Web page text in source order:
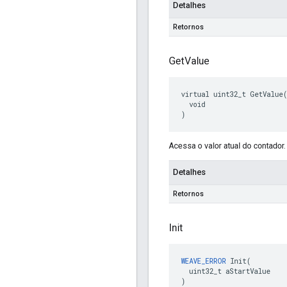
Detalhes
Retornos
GetValue
virtual uint32_t GetValue(
  void
)
Acessa o valor atual do contador.
Detalhes
Retornos
Init
WEAVE_ERROR Init(
  uint32_t aStartValue
)